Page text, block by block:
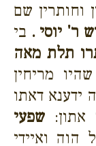
וחותרין שם
ר' יוסי . בי
תלת מאה
מריחין
ידענא דאתו
שפעי
הוה ואיידי